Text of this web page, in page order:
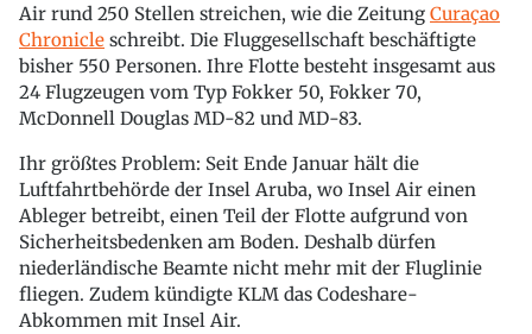
Air rund 250 Stellen streichen, wie die Zeitung Curaçao
Chronicle schreibt. Die Fluggesellschaft beschäftigte
bisher 550 Personen. Ihre Flotte besteht insgesamt aus
24 Flugzeugen vom Typ Fokker 50, Fokker 70,
McDonnell Douglas MD-82 und MD-83.
Ihr größtes Problem: Seit Ende Januar hält die
Luftfahrtbehörde der Insel Aruba, wo Insel Air einen
Ableger betreibt, einen Teil der Flotte aufgrund von
Sicherheitsbedenken am Boden. Deshalb dürfen
niederländische Beamte nicht mehr mit der Fluglinie
fliegen. Zudem kündigte KLM das Codeshare-
Abkommen mit Insel Air.